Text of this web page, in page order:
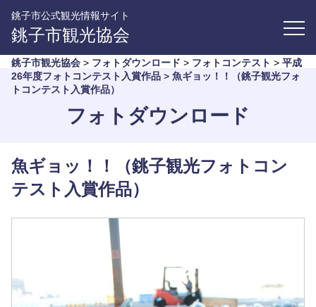
銚子市公式観光情報サイト
銚子市観光協会
銚子市観光協会 > フォトダウンロード > フォトコンテスト > 平成
26年度フォトコンテスト入賞作品 > 魚ギョッ！！（銚子観光フォ
トコンテスト入賞作品）
フォトダウンロード
魚ギョッ！！（銚子観光フォトコン
テスト入賞作品）